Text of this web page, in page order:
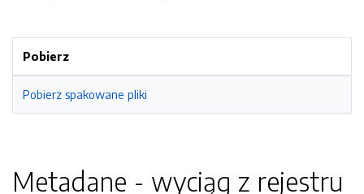
Pobierz
Pobierz spakowane pliki
Metadane - wyciąg z rejestru